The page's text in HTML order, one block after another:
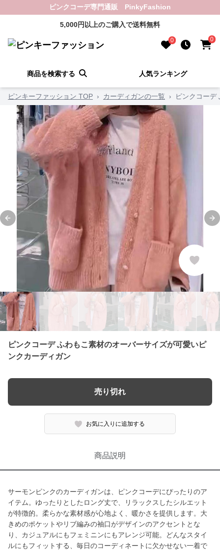
ピンクコーデ専門通販 PinkyFashion
5,000円以上のご購入で送料無料
0 0
商品を検索する 人気ランキング
ピンキーファッション TOP › カーディガンの一覧 › ピンクコーデ
Previous slide
ピンクコーデ ふわもこ素材のオーバーサイズが可愛いピ
ンクカーディガン
売り切れ
お気に入りに追加する
商品説明
サーモンピンクのカーディガンは、ピンクコーデにぴったりのア
イテム。ゆったりとしたロング丈で、リラックスしたシルエット
が特徴的。柔らかな素材感が心地よく、暖かさを提供します。大
きめのポケットやリブ編みの袖口がデザインのアクセントとな
り、カジュアルにもフェミニンにもアレンジ可能。どんなスタイ
ルにもフィットする、毎日のコーディネートに欠かせない一着で